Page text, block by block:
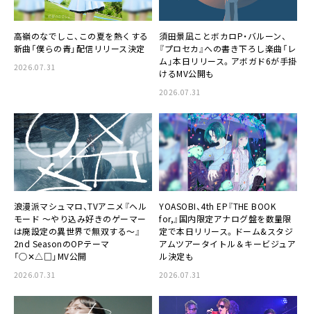
高嶺のなでしこ、この夏を熱くする
新曲「僕らの青」配信リリース決定
2026.07.31
須田景凪ことボカロP・バルーン、
『プロセカ』への書き下ろし楽曲「レ
ム」本日リリース。アボガド6が手掛
けるMV公開も
2026.07.31
浪漫派マシュマロ、TVアニメ『ヘル
モード ～やり込み好きのゲーマー
は廃設定の異世界で無双する～』
2nd SeasonのOPテーマ
「○✕△□」MV公開
2026.07.31
YOASOBI、4th EP『THE BOOK
for,』国内限定アナログ盤を数量限
定で本日リリース。ドーム&スタジ
アムツアータイトル＆キービジュア
ル決定も
2026.07.31